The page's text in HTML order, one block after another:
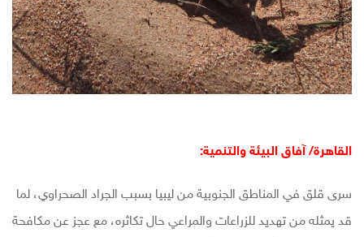
القاهرة/ آفاق البيئة والتنمية:
سرى قلق في المناطق الجنوبية من ليبيا بسبب الجراد الصحراوي، لما
قد يمثله من تهديد للزراعات والمراعي حال تكاثره، مع عجز عن مكافحة